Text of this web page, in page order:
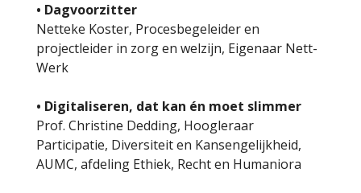
• Dagvoorzitter
Netteke Koster, Procesbegeleider en
projectleider in zorg en welzijn, Eigenaar Nett-
Werk
• Digitaliseren, dat kan én moet slimmer
Prof. Christine Dedding, Hoogleraar
Participatie, Diversiteit en Kansengelijkheid,
AUMC, afdeling Ethiek, Recht en Humaniora